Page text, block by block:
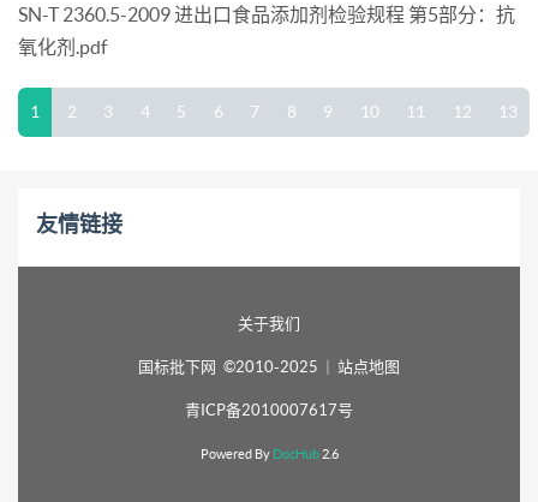
SN-T 2360.5-2009 进出口食品添加剂检验规程 第5部分：抗
氧化剂.pdf
1 2 3 4 5 6 7 8 9 10 11 12 13
友情链接
关于我们
国标批下网 ©2010-2025 站点地图
青ICP备2010007617号
Powered By DocHub2.6